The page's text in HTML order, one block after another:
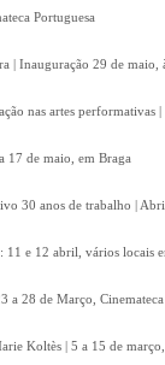
Portuguesa
| Inauguração 29 de
nas artes
17 de maio, em Braga
30 anos de trabalho |
11 e 12 abril, vários locais
a 28 de Março,
Koltès | 5 a 15 de